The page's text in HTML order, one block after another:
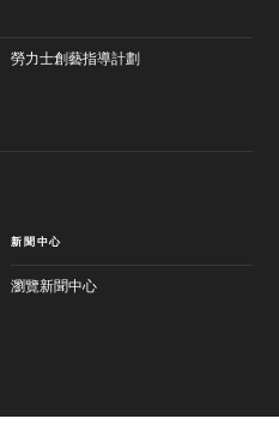
勞力士創藝指導計劃
新聞中心
瀏覽新聞中心